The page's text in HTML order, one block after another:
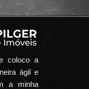
coloco a
ágil e
a minha